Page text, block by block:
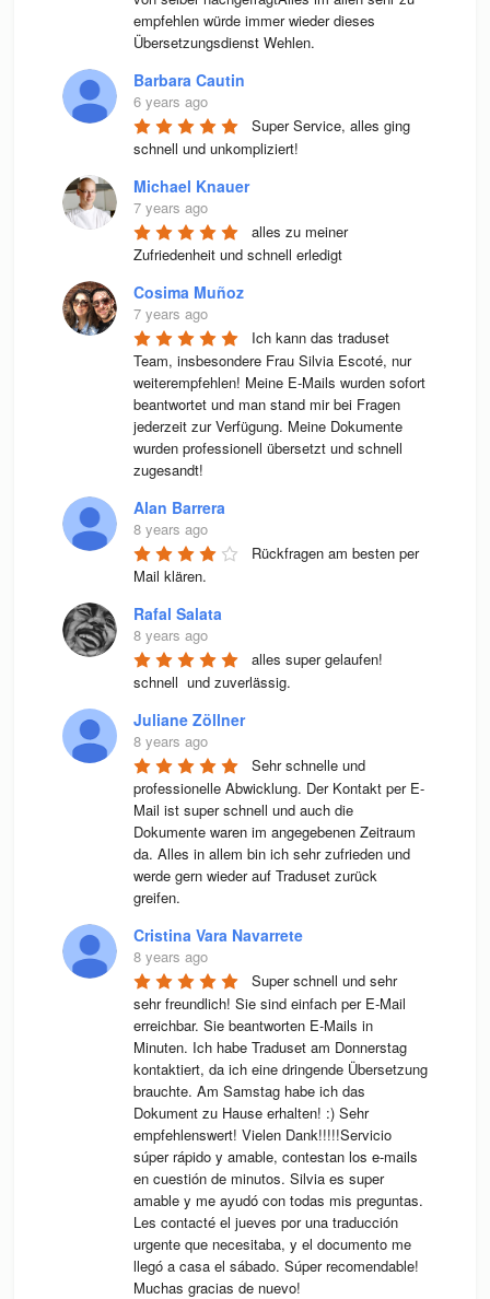
empfehlen würde immer wieder dieses
Übersetzungsdienst Wehlen.
Barbara Cautin
6 years ago
Super Service, alles ging
schnell und unkompliziert!
Michael Knauer
7 years ago
alles zu meiner
Zufriedenheit und schnell erledigt
Cosima Muñoz
7 years ago
Ich kann das traduset
Team, insbesondere Frau Silvia Escoté, nur
weiterempfehlen! Meine E-Mails wurden sofort
beantwortet und man stand mir bei Fragen
jederzeit zur Verfügung. Meine Dokumente
wurden professionell übersetzt und schnell
zugesandt!
Alan Barrera
8 years ago
Rückfragen am besten per
Mail klären.
Rafal Salata
8 years ago
alles super gelaufen!
schnell  und zuverlässig.
Juliane Zöllner
8 years ago
Sehr schnelle und
professionelle Abwicklung. Der Kontakt per E-
Mail ist super schnell und auch die
Dokumente waren im angegebenen Zeitraum
da. Alles in allem bin ich sehr zufrieden und
werde gern wieder auf Traduset zurück
greifen.
Cristina Vara Navarrete
8 years ago
Super schnell und sehr
sehr freundlich! Sie sind einfach per E-Mail
erreichbar. Sie beantworten E-Mails in
Minuten. Ich habe Traduset am Donnerstag
kontaktiert, da ich eine dringende Übersetzung
brauchte. Am Samstag habe ich das
Dokument zu Hause erhalten! :) Sehr
empfehlenswert! Vielen Dank!!!!!Servicio
súper rápido y amable, contestan los e-mails
en cuestión de minutos. Silvia es super
amable y me ayudó con todas mis preguntas.
Les contacté el jueves por una traducción
urgente que necesitaba, y el documento me
llegó a casa el sábado. Súper recomendable!
Muchas gracias de nuevo!